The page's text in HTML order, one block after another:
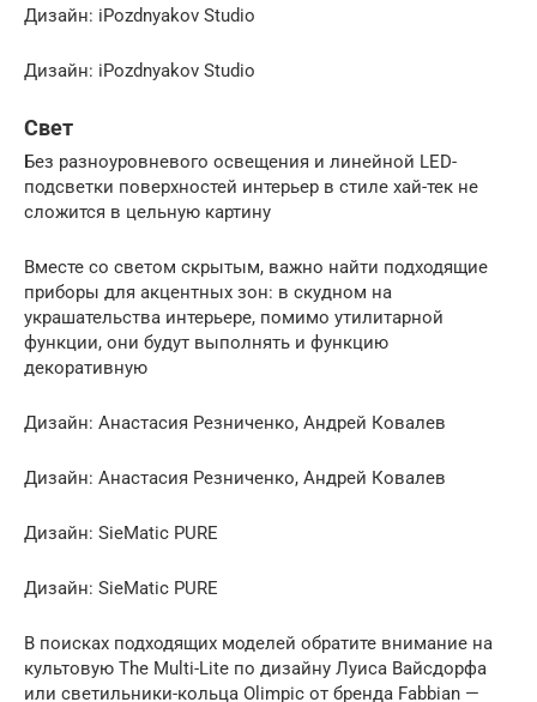
Дизайн: iPozdnyakov Studio
Дизайн: iPozdnyakov Studio
Свет
Без разноуровневого освещения и линейной LED-
подсветки поверхностей интерьер в стиле хай-тек не
сложится в цельную картину
Вместе со светом скрытым, важно найти подходящие
приборы для акцентных зон: в скудном на
украшательства интерьере, помимо утилитарной
функции, они будут выполнять и функцию
декоративную
Дизайн: Анастасия Резниченко, Андрей Ковалев
Дизайн: Анастасия Резниченко, Андрей Ковалев
Дизайн: SieMatic PURE
Дизайн: SieMatic PURE
В поисках подходящих моделей обратите внимание на
культовую The Multi-Lite по дизайну Луиса Вайсдорфа
или светильники-кольца Olimpic от бренда Fabbian —